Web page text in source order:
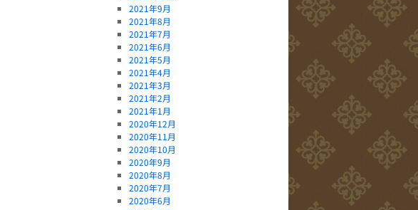
2021年9月
2021年8月
2021年7月
2021年6月
2021年5月
2021年4月
2021年3月
2021年2月
2021年1月
2020年12月
2020年11月
2020年10月
2020年9月
2020年8月
2020年7月
2020年6月